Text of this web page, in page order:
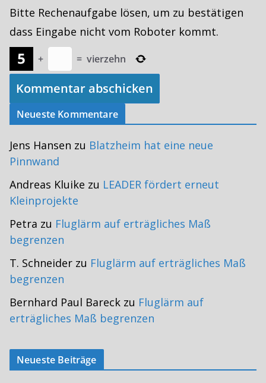
Bitte Rechenaufgabe lösen, um zu bestätigen
dass Eingabe nicht vom Roboter kommt.
+ = vierzehn
Neueste Kommentare
Jens Hansen zu Blatzheim hat eine neue
Pinnwand
Andreas Kluike zu LEADER fördert erneut
Kleinprojekte
Petra zu Fluglärm auf erträgliches Maß
begrenzen
T. Schneider zu Fluglärm auf erträgliches Maß
begrenzen
Bernhard Paul Bareck zu Fluglärm auf
erträgliches Maß begrenzen
Neueste Beiträge